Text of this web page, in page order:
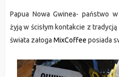
Papua Nowa Gwinea- państwo
żyją w ścisłym kontakcie z
świata załoga MixCoffee posiada